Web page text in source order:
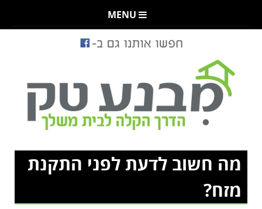
MENU
מה חשוב לדעת לפני התקנת
מזח?